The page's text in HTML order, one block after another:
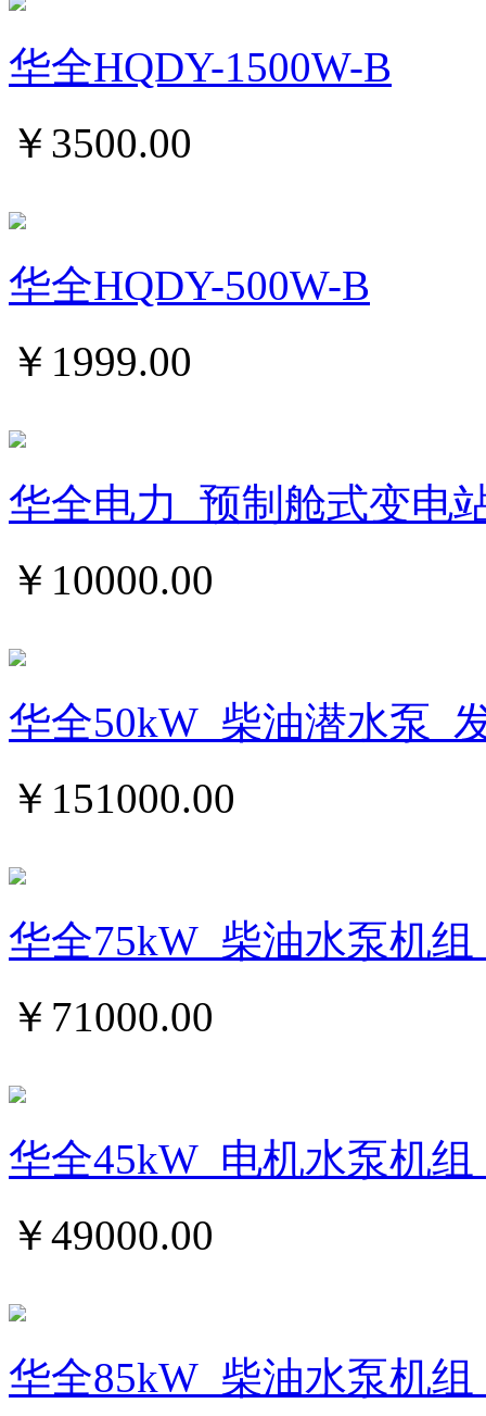
华全HQDY-1500W-B
￥ 3500.00
华全HQDY-500W-B
￥ 1999.00
华全电力_预制舱式变电
￥ 10000.00
华全50kW_柴油潜水泵_
￥ 151000.00
华全75kW_柴油水泵机
￥ 71000.00
华全45kW_电机水泵机
￥49000.00
华全85kW_柴油水泵机